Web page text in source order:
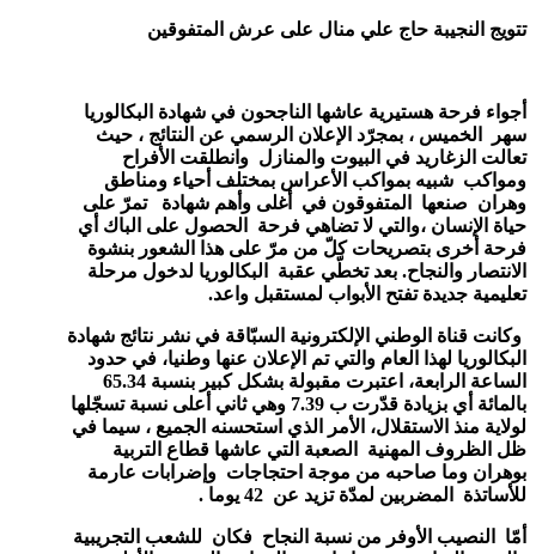
تتويج النجيبة حاج علي منال على عرش المتفوقين
أجواء فرحة هستيرية عاشها الناجحون في شهادة البكالوريا
سهر الخميس ، بمجرّد الإعلان الرسمي عن النتائج ، حيث
تعالت الزغاريد في البيوت والمنازل وانطلقت الأفراح
ومواكب شبيه بمواكب الأعراس بمختلف أحياء ومناطق
وهران صنعها المتفوقون في أغلى وأهم شهادة تمرّ على
حياة الإنسان ،والتي لا تضاهي فرحة الحصول على الباك أي
فرحة أخرى بتصريحات كلّ من مرّ على هذا الشعور بنشوة
الانتصار والنجاح. بعد تخطّي عقبة البكالوريا لدخول مرحلة
تعليمية جديدة تفتح الأبواب لمستقبل واعد.
وكانت قناة الوطني الإلكترونية السبّاقة في نشر نتائج شهادة
البكالوريا لهذا العام والتي تم الإعلان عنها وطنيا، في حدود
الساعة الرابعة، اعتبرت مقبولة بشكل كبير بنسبة 65.34
بالمائة أي بزيادة قدّرت ب 7.39 وهي ثاني أعلى نسبة تسجّلها
لولاية منذ الاستقلال، الأمر الذي استحسنه الجميع ، سيما في
ظل الظروف المهنية الصعبة التي عاشها قطاع التربية
بوهران وما صاحبه من موجة احتجاجات وإضرابات عارمة
للأساتذة المضربين لمدّة تزيد عن 42 يوما .
أمّا النصيب الأوفر من نسبة النجاح فكان للشعب التجريبية